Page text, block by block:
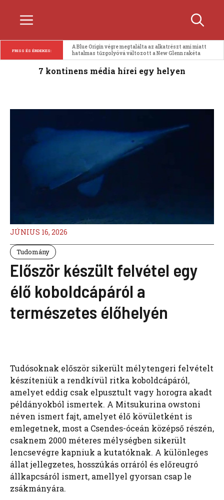
Menü
FRISS ÉS ÉRDEKES:
A Blue Origin végre megtalálta az alkatrészt ami miatt
hatalmas tűzgolyóvá változott a New Glenn rakéta
7 kontinens média hírei egy helyen
JÚNIUS 16, 2026
Tudomány
Először készült felvétel egy
élő koboldcápáról a
természetes élőhelyén
Tudósoknak először sikerült mélytengeri felvételt
készíteniük a rendkívül ritka koboldcápáról,
amelyet eddig csak elpusztult vagy horogra akadt
példányokból ismertek. A Mitsukurina owstoni
néven ismert fajt, amelyet élő kövületként is
emlegetnek, most a Csendes-óceán középső részén,
csaknem 2000 méteres mélységben sikerült
lencsevégre kapniuk a kutatóknak. A különleges
állat jellegzetes, hosszúkás orráról és előreugró
állkapcsáról ismert, amellyel gyorsan csap le
zsákmányára.